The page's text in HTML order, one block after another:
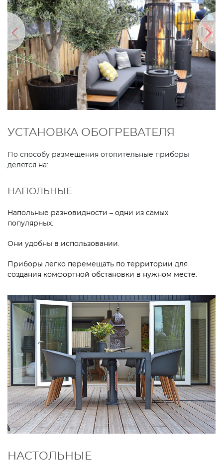
УСТАНОВКА ОБОГРЕВАТЕЛЯ
По способу размещения отопительные приборы
делятся на:
НАПОЛЬНЫЕ
Напольные разновидности – одни из самых
популярных.
Они удобны в использовании.
Приборы легко перемещать по территории для
создания комфортной обстановки в нужном месте.
НАСТОЛЬНЫЕ